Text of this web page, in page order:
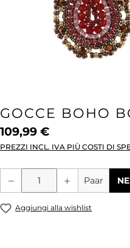
GOCCE BOHO
109,99 €
PREZZI INCL. IVA PIÙ COSTI DI
Quantità delPaar
Aggiungi alla wishlist